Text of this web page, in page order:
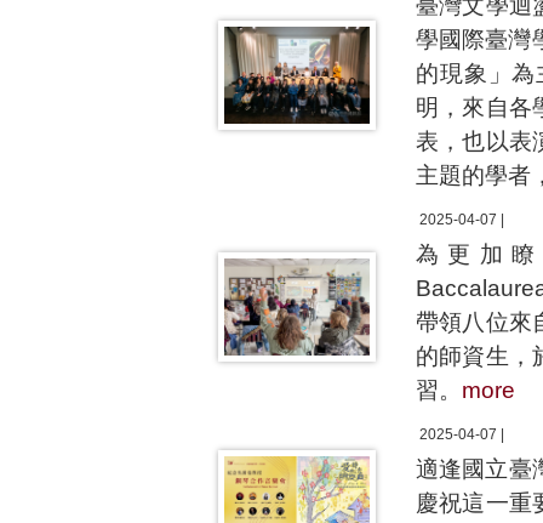
臺灣文學迴
學國際臺灣
的現象」
明，來自各
表，也以表
主題的學者
2025-04-07 |
為更加
帶領八位來
的師資生，
習。 more
2025-04-07 |
適逢國立臺
慶祝這一重